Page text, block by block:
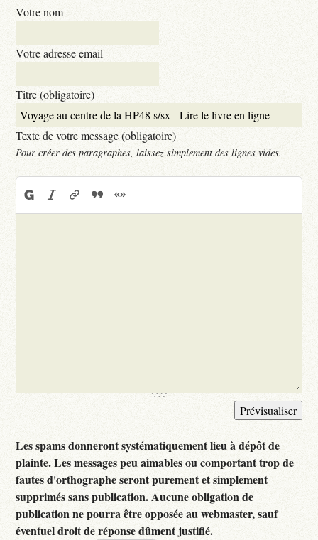
Votre nom
Votre adresse email
Titre (obligatoire)
Texte de votre message (obligatoire)
Pour créer des paragraphes, laissez simplement des lignes vides.
Les spams donneront systématiquement lieu à dépôt de
plainte. Les messages peu aimables ou comportant trop de
fautes d'orthographe seront purement et simplement
supprimés sans publication. Aucune obligation de
publication ne pourra être opposée au webmaster, sauf
éventuel droit de réponse dûment justifié.